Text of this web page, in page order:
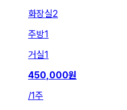
화장실2
주방1
거실1
450,000원
/1주